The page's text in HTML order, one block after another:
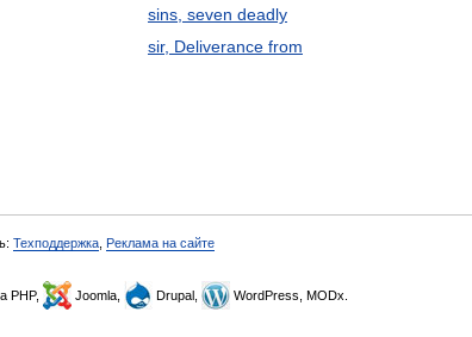
sins, seven deadly
sir, Deliverance from
Техподдержка Реклама на сайте
PHP, Joomla, Drupal, WordPress, MODx.